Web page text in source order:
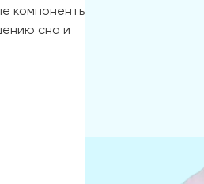
компоненты,
сна и